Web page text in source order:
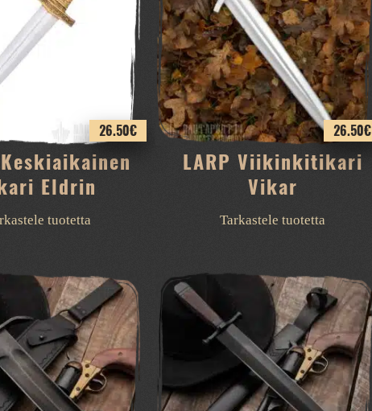
Eldrin
26.50€
tuotetta
LARP Viikinkitikari
Vikar
26.50€
Tarkastele tuotetta